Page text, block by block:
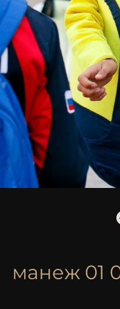
манеж 01